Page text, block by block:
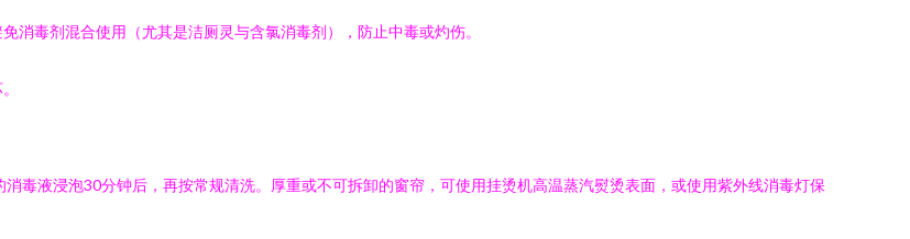
消毒剂混合使用（尤其是洁厕灵与含氯消毒剂），防止中毒或灼伤。
毒液浸泡30分钟后，再按常规清洗。厚重或不可拆卸的窗帘，可使用挂烫机高温蒸汽熨烫表面，或使用紫外线消毒灯保